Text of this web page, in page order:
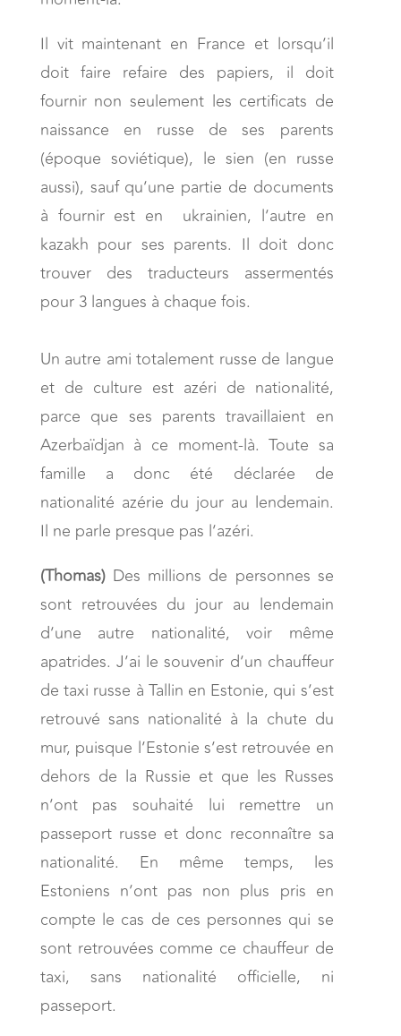
Il vit maintenant en France et lorsqu’il
doit faire refaire des papiers, il doit
fournir non seulement les certificats de
naissance en russe de ses parents
(époque soviétique), le sien (en russe
aussi), sauf qu’une partie de documents
à fournir est en ukrainien, l’autre en
kazakh pour ses parents. Il doit donc
trouver des traducteurs assermentés
pour 3 langues à chaque fois.
Un autre ami totalement russe de langue
et de culture est azéri de nationalité,
parce que ses parents travaillaient en
Azerbaïdjan à ce moment-là. Toute sa
famille a donc été déclarée de
nationalité azérie du jour au lendemain.
Il ne parle presque pas l’azéri.
(Thomas)Des millions de personnes se
sont retrouvées du jour au lendemain
d’une autre nationalité, voir même
apatrides. J’ai le souvenir d’un chauffeur
de taxi russe à Tallin en Estonie, qui s’est
retrouvé sans nationalité à la chute du
mur, puisque l’Estonie s’est retrouvée en
dehors de la Russie et que les Russes
n’ont pas souhaité lui remettre un
passeport russe et donc reconnaître sa
nationalité. En même temps, les
Estoniens n’ont pas non plus pris en
compte le cas de ces personnes qui se
sont retrouvées comme ce chauffeur de
taxi, sans nationalité officielle, ni
passeport.